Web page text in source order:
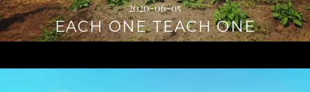
2020-06-05
EACH ONE TEACH ONE